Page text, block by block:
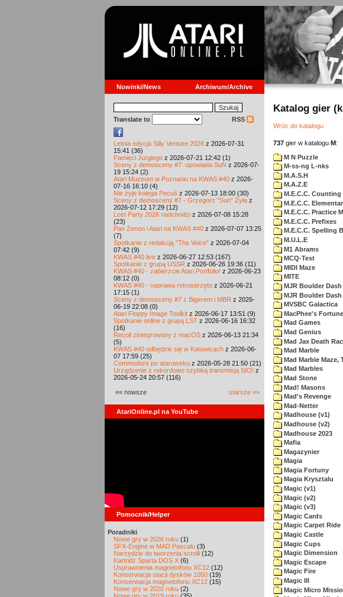
Nowinki/News Archiwum/Archive
Translate to RSS
Letnia edycja Silly Venture 2026 z 2026-07-31
15:41 (36)
Pamięci Jurgiego z 2026-07-21 12:42 (1)
Sceny z demosceny #7: opowiada SuN z 2026-07-
19 15:24 (2)
Atari Muzeum w Poznaniu na KWAS #40 z 2026-
07-16 16:10 (4)
Nie żyje kolega Pecuś z 2026-07-13 18:00 (30)
Sceny z demosceny #7 - Grzegorz "Sun" Żyła z
2026-07-12 17:29 (12)
Lost Party 2026 nadchodzi z 2026-07-08 15:28
(23)
Pan Zenon i Atari na KWAS #40 z 2026-07-07 13:25
(7)
Spotkanie z redakcją "The Voice" z 2026-07-04
07:42 (9)
KWAS #40 live z 2026-06-27 12:53 (167)
Spotkanie z grupą USSR z 2026-06-26 19:36 (11)
KWAS #40 - zabierzcie Atari Portfolio! z 2026-06-23
08:12 (0)
KWAS #40 - naprawa retrosprzętu z 2026-06-21
17:15 (1)
Sceny z demosceny #7 z Bigerem i MBR z 2026-
06-19 22:08 (0)
Atari Floppy Image Toolkit z 2026-06-17 13:51 (9)
Spotkanie online z grupą LST z 2026-06-16 16:32
(16)
Recoil zintegrowany z macOS z 2026-06-13 21:34
(5)
KWAS #40 odbędzie się w Katowicach z 2026-06-
07 17:59 (25)
Commodore po atarowsku z 2026-05-28 21:50 (21)
Urządzenie z rekordowo szybką transmisją SIO! z
2026-05-24 20:57 (116)
«« nowsze starsze »»
AtariOnline.pl na YouTube
Pomocnik/Helper
Poradniki
Nowe gry w 2026 roku (1)
SFX-Engine w MAD Pascalu (3)
Narzędzie do tworzenia scrolli (12)
Kartridż Sparta DOS X (6)
Usprawnienia magnetofonu XC12 (12)
Konserwacja stacji dysków 1050 (19)
Konserwacja magnetofonu XC12 (15)
Nowe gry w 2020 roku (2)
Katalog gier
Wróc do katalogu
737 gier w katalogu M:
M N Puzzle
M-ss-ng L-nks
M.A.S.H
M.A.Z.E
M.E.C.C. Counting
M.E.C.C.
M.E.C.C. Practice
M.E.C.C. Prefixes
M.E.C.C. Spelling
M.U.L.E
M1 Abrams
MCQ-Test
MIDI Maze
MITE
MJR Boulder Dash
MJR Boulder Dash
MVSBC Galactica
MacPhee's Fortune
Mad Games
Mad Genius
Mad Jax Death
Mad Marble
Mad Marble Maze,
Mad Marbles
Mad Stone
Mad! Masons
Mad's Revenge
Mad-Netter
Madhouse (v1)
Madhouse (v2)
Madhouse 2023
Mafia
Magazynier
Magia
Magia Fortuny
Magia Krysztalu
Magic (v1)
Magic (v2)
Magic (v3)
Magic Cards
Magic Carpet Ride
Magic Castle
Magic Cups
Magic Dimension
Magic Escape
Magic Fire
Magic III
Magic Micro